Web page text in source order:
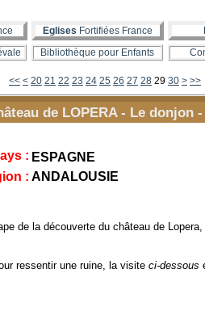
Eglises Fortifiées France
Bibliothèque pour Enfants
<< < 10
20 21 22 23 24 25 26 27 28 29 30 40
50
> >>
de LOPERA - Le donjon
: ESPAGNE
: ANDALOUSIE
de la découverte du château de
ressentir une ruine, la visiteci-dessous